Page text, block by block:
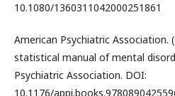
10.1080/1360311042000251861
American Psychiatric Association.
statistical manual of mental
Psychiatric Association. DOI:
10.1176/